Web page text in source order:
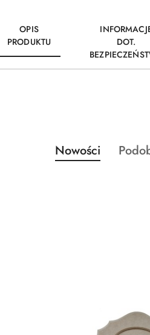
OPIS
PRODUKTU
DOT.
Pomiń karuzelę
Produkty
o
Nowości